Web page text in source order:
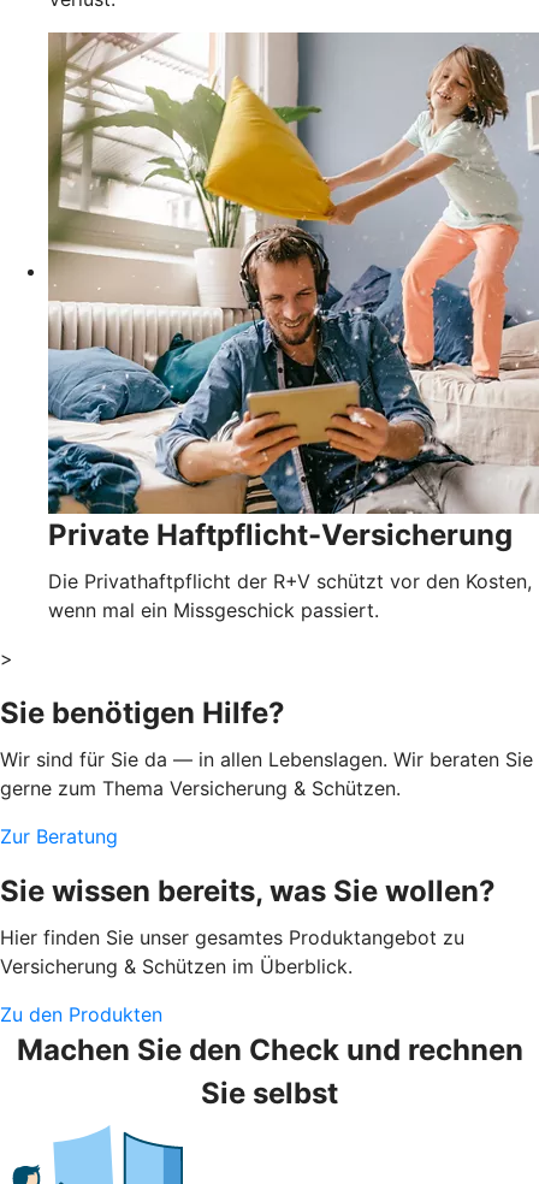
Private Haftpflicht-Versicherung
Die Privathaftpflicht der R+V schützt vor den Kosten,
wenn mal ein Missgeschick passiert.
>
Sie benötigen Hilfe?
Wir sind für Sie da — in allen Lebenslagen. Wir beraten Sie
gerne zum Thema Versicherung & Schützen.
Zur Beratung
Sie wissen bereits, was Sie wollen?
Hier finden Sie unser gesamtes Produktangebot zu
Versicherung & Schützen im Überblick.
Zu den Produkten
Machen Sie den Check und rechnen
Sie selbst